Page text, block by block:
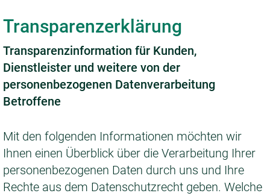
Transparenzerklärung
Transparenzinformation für Kunden,
Dienstleister und weitere von der
personenbezogenen Datenverarbeitung
Betroffene
Mit den folgenden Informationen möchten wir
Ihnen einen Überblick über die Verarbeitung Ihrer
personenbezogenen Daten durch uns und Ihre
Rechte aus dem Datenschutzrecht geben. Welche